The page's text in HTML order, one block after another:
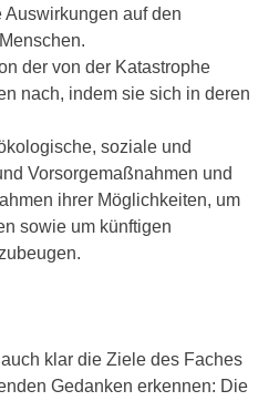
auf den
der von der Katastrophe
nach, indem sie sich in deren
soziale und
Vorsorgemaßnahmen und
ihrer Möglichkeiten, um
sowie um künftigen
klar die Ziele des Faches
Gedanken erkennen: Die